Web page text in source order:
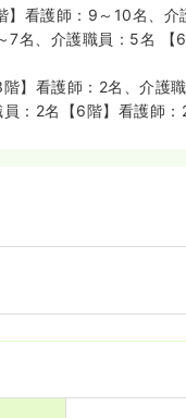
】看護師：9～10名、
7名、介護職員：5名 【
】看護師：2名、介護
：2名【6階】看護師：